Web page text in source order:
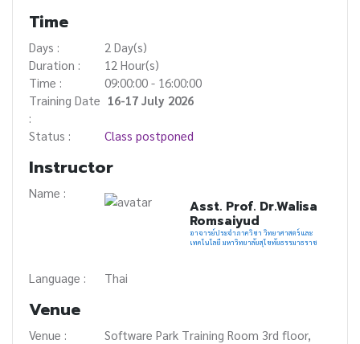
Time
Days :
2 Day(s)
Duration :
12 Hour(s)
Time :
09:00:00 - 16:00:00
Training Date
:
16-17 July 2026
Status : Class postponed
Instructor
Name :
Asst. Prof. Dr.Walisa
Romsaiyud
อาจารย์ประจำภาควิชา วิทยาศาสตร์และ
เทคโนโลยี มหาวิทยาลัยสุโขทัยธรรมาธราช
Language : Thai
Venue
Venue :
Software Park Training Room 3rd floor,